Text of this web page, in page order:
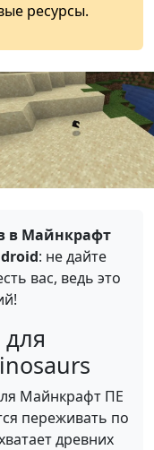
ресурсы.
в Майнкрафт
: не дайте
вас, ведь это
Майнкрафт ПЕ
переживать по
древних